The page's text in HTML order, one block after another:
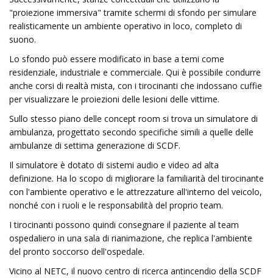
"proiezione immersiva" tramite schermi di sfondo per simulare
realisticamente un ambiente operativo in loco, completo di
suono.
Lo sfondo può essere modificato in base a temi come
residenziale, industriale e commerciale. Qui è possibile condurre
anche corsi di realtà mista, con i tirocinanti che indossano cuffie
per visualizzare le proiezioni delle lesioni delle vittime.
Sullo stesso piano delle concept room si trova un simulatore di
ambulanza, progettato secondo specifiche simili a quelle delle
ambulanze di settima generazione di SCDF.
Il simulatore è dotato di sistemi audio e video ad alta
definizione. Ha lo scopo di migliorare la familiarità del tirocinante
con l'ambiente operativo e le attrezzature all'interno del veicolo,
nonché con i ruoli e le responsabilità del proprio team.
I tirocinanti possono quindi consegnare il paziente al team
ospedaliero in una sala di rianimazione, che replica l'ambiente
del pronto soccorso dell'ospedale.
Vicino al NETC, il nuovo centro di ricerca antincendio della SCDF